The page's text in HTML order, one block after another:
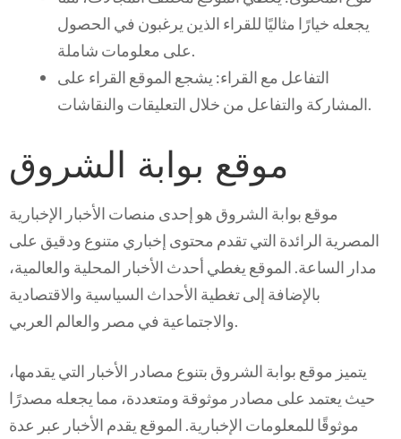
يجعله خيارًا مثاليًا للقراء الذين يرغبون في الحصول
على معلومات شاملة.
التفاعل مع القراء: يشجع الموقع القراء على
المشاركة والتفاعل من خلال التعليقات والنقاشات.
موقع بوابة الشروق
موقع بوابة الشروق هو إحدى منصات الأخبار الإخبارية
المصرية الرائدة التي تقدم محتوى إخباري متنوع ودقيق على
مدار الساعة. الموقع يغطي أحدث الأخبار المحلية والعالمية،
بالإضافة إلى تغطية الأحداث السياسية والاقتصادية
والاجتماعية في مصر والعالم العربي.
يتميز موقع بوابة الشروق بتنوع مصادر الأخبار التي يقدمها،
حيث يعتمد على مصادر موثوقة ومتعددة، مما يجعله مصدرًا
موثوقًا للمعلومات الإخبارية. الموقع يقدم الأخبار عبر عدة